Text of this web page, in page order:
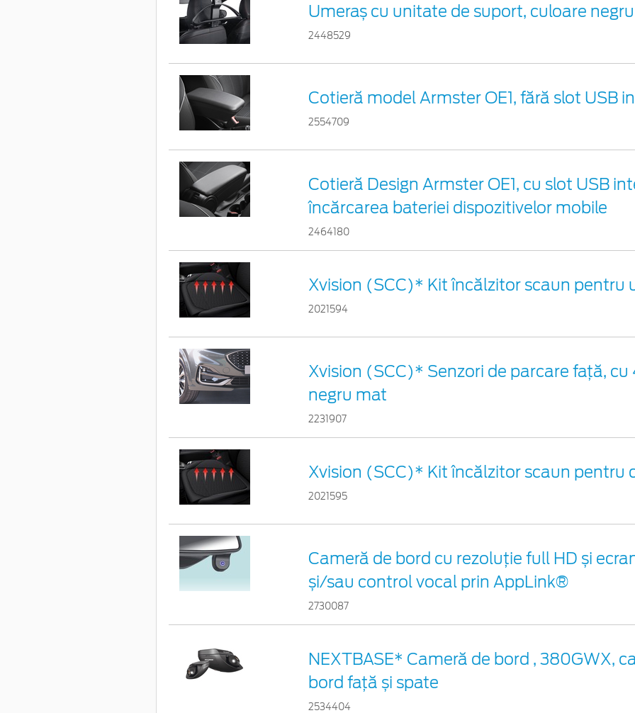
Umeraș cu unitate de suport, culoare
2448529
Cotieră model Armster OE1, fără slot USB
2554709
Cotieră Design Armster OE1, cu slot USB
încărcarea bateriei dispozitivelor mobile
2464180
Xvision (SCC)* Kit încălzitor scaun pentru
2021594
Xvision (SCC)* Senzori de parcare față, cu
negru mat
2231907
Xvision (SCC)* Kit încălzitor scaun pentru
2021595
Cameră de bord cu rezoluție full HD și
și/sau control vocal prin AppLink®
2730087
NEXTBASE* Cameră de bord , 380GWX,
bord față și spate
2534404